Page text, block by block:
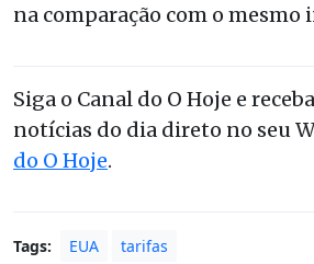
na comparação com o mesmo
Siga o Canal do O Hoje e
notícias do dia direto no seu
do O Hoje.
Tags: EUA tarifas